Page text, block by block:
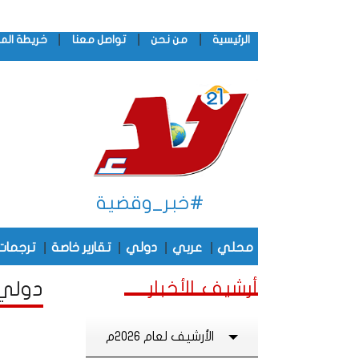
الرئيسية من نحن تواصل معنا خريطة
#خبر_وقضية
محلي عربي دولي تقارير خاصة
دولي أرشيف الأخبار
الأرشيف لعام 2026م